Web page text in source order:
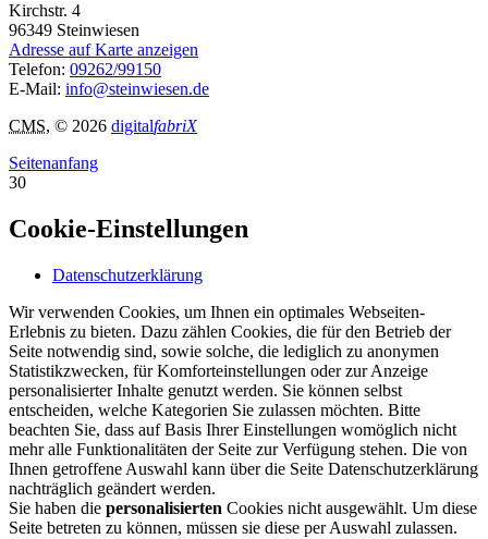
Kirchstr. 4
96349 Steinwiesen
Adresse auf Karte anzeigen
Telefon: 09262/99150
E-Mail: info@steinwiesen.de
CMS, © 2026 digitalfabriX
Seitenanfang
30
Cookie-Einstellungen
Datenschutzerklärung
Wir verwenden Cookies, um Ihnen ein optimales Webseiten-
Erlebnis zu bieten. Dazu zählen Cookies, die für den Betrieb der
Seite notwendig sind, sowie solche, die lediglich zu anonymen
Statistikzwecken, für Komforteinstellungen oder zur Anzeige
personalisierter Inhalte genutzt werden. Sie können selbst
entscheiden, welche Kategorien Sie zulassen möchten. Bitte
beachten Sie, dass auf Basis Ihrer Einstellungen womöglich nicht
mehr alle Funktionalitäten der Seite zur Verfügung stehen. Die von
Ihnen getroffene Auswahl kann über die Seite Datenschutzerklärung
nachträglich geändert werden.
Sie haben die personalisierten Cookies nicht ausgewählt. Um diese
Seite betreten zu können, müssen sie diese per Auswahl zulassen.